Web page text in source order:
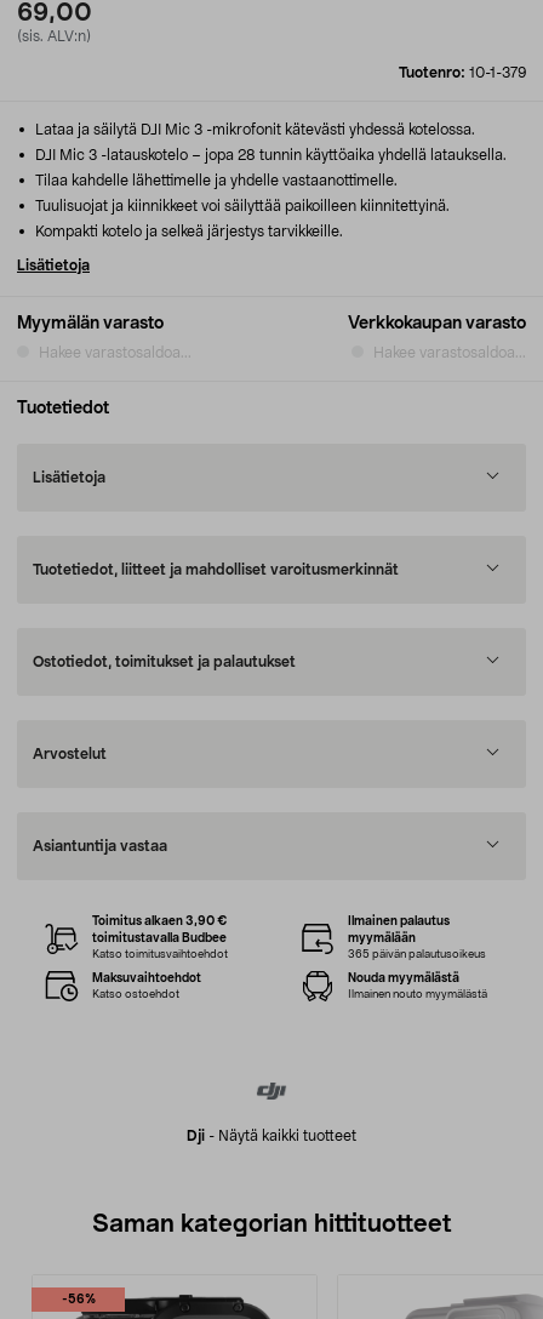
69,00
(sis. ALV:n)
Tuotenro: 10-1-379
Myymälän varasto
Hakee varastosaldoa...
Verkkokaupan varasto
Hakee varastosaldoa...
Lataa ja säilytä DJI Mic 3 -mikrofonit kätevästi yhdessä kotelossa.
DJI Mic 3 -latauskotelo – jopa 28 tunnin käyttöaika yhdellä latauksella.
Tilaa kahdelle lähettimelle ja yhdelle vastaanottimelle.
Tuulisuojat ja kiinnikkeet voi säilyttää paikoilleen kiinnitettyinä.
Kompakti kotelo ja selkeä järjestys tarvikkeille.
Lisätietoja
Tuotetiedot
Lisätietoja
Tuotetiedot, liitteet ja mahdolliset varoitusmerkinnät
Ostotiedot, toimitukset ja palautukset
Arvostelut
Asiantuntija vastaa
Dji - Näytä kaikki tuotteet
Toimitus alkaen 3,90 €
toimitustavalla Budbee
Katso toimitusvaihtoehdot
Ilmainen palautus
myymälään
365 päivän palautusoikeus
Maksuvaihtoehdot
Katso ostoehdot
Nouda myymälästä
Ilmainen nouto myymälästä
Saman kategorian hittituotteet
-56%